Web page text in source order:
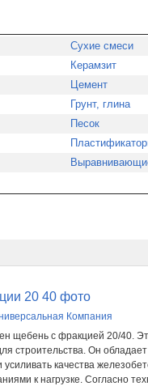
Сухие смеси
Керамзит
Цемент
Грунт, глина
Песок
20 40 фото
Компания
щебень с фракцией 20/40.
строительства. Он
усиливать качества
к нагрузке. Согласно